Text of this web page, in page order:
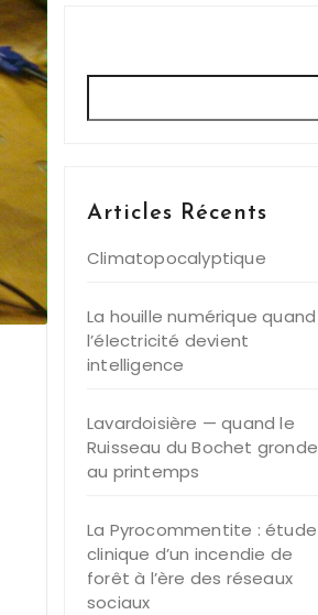
Articles Récents
Climatopocalyptique
La houille numérique quand
l’électricité devient
intelligence
Lavardoisière — quand le
Ruisseau du Bochet gronde
au printemps
La Pyrocommentite : étude
clinique d’un incendie de
forêt à l’ère des réseaux
sociaux